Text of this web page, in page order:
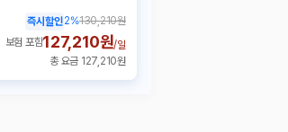
즉시할인2%130,210원
보험 포함127,210원/일
총 요금 127,210원